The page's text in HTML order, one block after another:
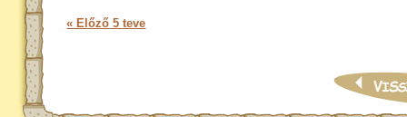
« Előző 5 teve